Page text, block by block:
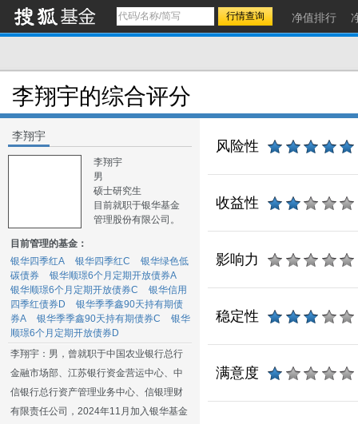
净值排行
李翔宇的综合评分
李翔宇
李翔宇
男
硕士研究生
目前就职于银华基金
管理股份有限公司。
目前管理的基金：
银华四季红A
银华四季红C
银华绿色低
碳债券
银华顺璟6个月定期开放债券A
银华顺璟6个月定期开放债券C
银华信用
四季红债券D
银华季季鑫90天持有期债
券A
银华季季鑫90天持有期债券C
银华
顺璟6个月定期开放债券D
李翔宇：男，曾就职于中国农业银行总行
金融市场部、江苏银行资金营运中心、中
信银行总行资产管理业务中心、信银理财
有限责任公司，2024年11月加入银华基金
风险性
收益性
影响力
稳定性
满意度